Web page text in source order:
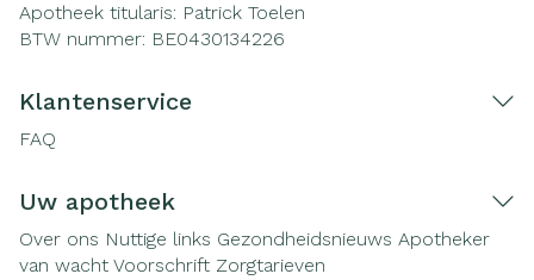
Apotheek titularis: Patrick Toelen
BTW nummer: BE0430134226
Klantenservice
FAQ
Uw apotheek
Over ons Nuttige links Gezondheidsnieuws Apotheker
van wacht Voorschrift Zorgtarieven